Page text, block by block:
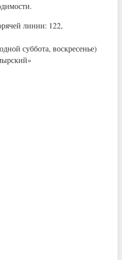
линии: 122,
суббота, воскресенье)